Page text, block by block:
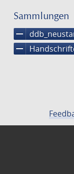
Sammlungen
remove
remove